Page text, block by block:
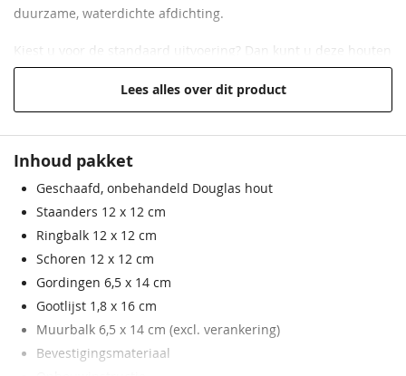
duurzame, waterdichte afdichting.
Kiest u voor de standaard uitvoering? Dan kunt u deze houten
terrasoverkapping zelf monteren aan de hand van de
bijgeleverde opbouwinstructie.
Heeft u specifieke wensen of kiest u voor een
maatwerkuitvoering met bijvoorbeeld wanden of een
glasschuifsysteem? Onze specialisten adviseren u graag over
de mogelijkheden en kunnen desgewenst ook de
montageservice meenemen in het advies en de offerte.
Lees alles over dit product
Inhoud pakket
Geschaafd, onbehandeld Douglas hout
Staanders 12 x 12 cm
Ringbalk 12 x 12 cm
Schoren 12 x 12 cm
Gordingen 6,5 x 14 cm
Gootlijst 1,8 x 16 cm
Muurbalk 6,5 x 14 cm (excl. verankering)
Bevestigingsmateriaal